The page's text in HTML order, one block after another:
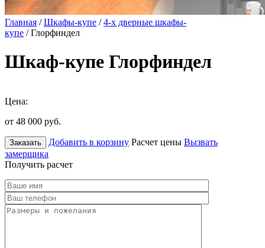
Главная /Шкафы-купе /4-х дверные шкафы-
купе / Глорфиндел
Шкаф-купе Глорфиндел
Цена:
от 48 000 руб.
Заказать Добавить в корзину Расчет цены Вызвать
замерщика
Получить расчет